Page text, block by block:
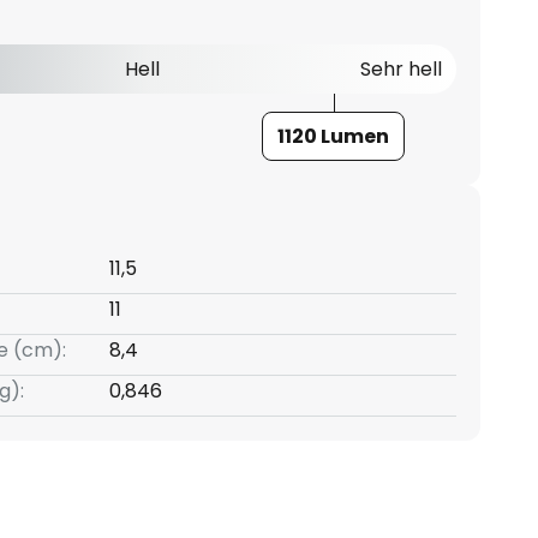
Hell Sehr hell
1120 Lumen
11,5
11
(cm):
8,4
0,846